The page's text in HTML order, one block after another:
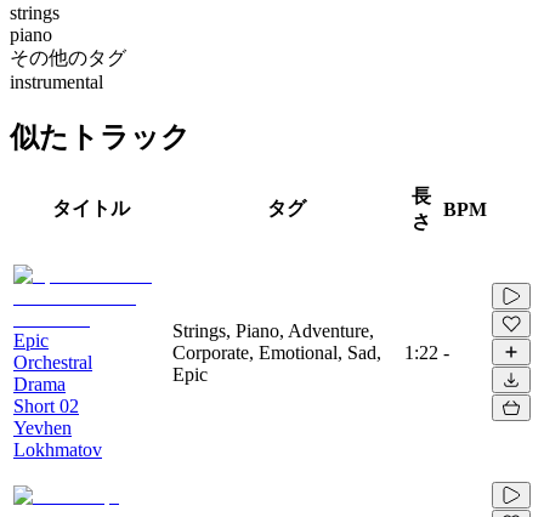
strings
piano
その他のタグ
instrumental
似たトラック
タイトル タグ
長
さ
BPM
Epic
Orchestral
Drama
Short 02
Yevhen
Lokhmatov
Strings, Piano, Adventure,
Corporate, Emotional, Sad,
Epic
1:22 -